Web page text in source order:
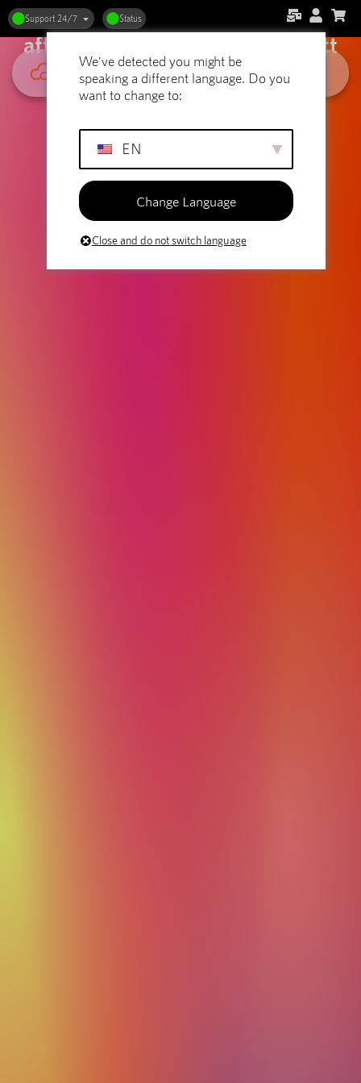
Support 24/7 Status
Webbhotell och
affiliatemarknadsföring: Välj rätt
grund
We've detected you might be
speaking a different language. Do you
want to change to:
EN
Change Language
Close and do not switch language